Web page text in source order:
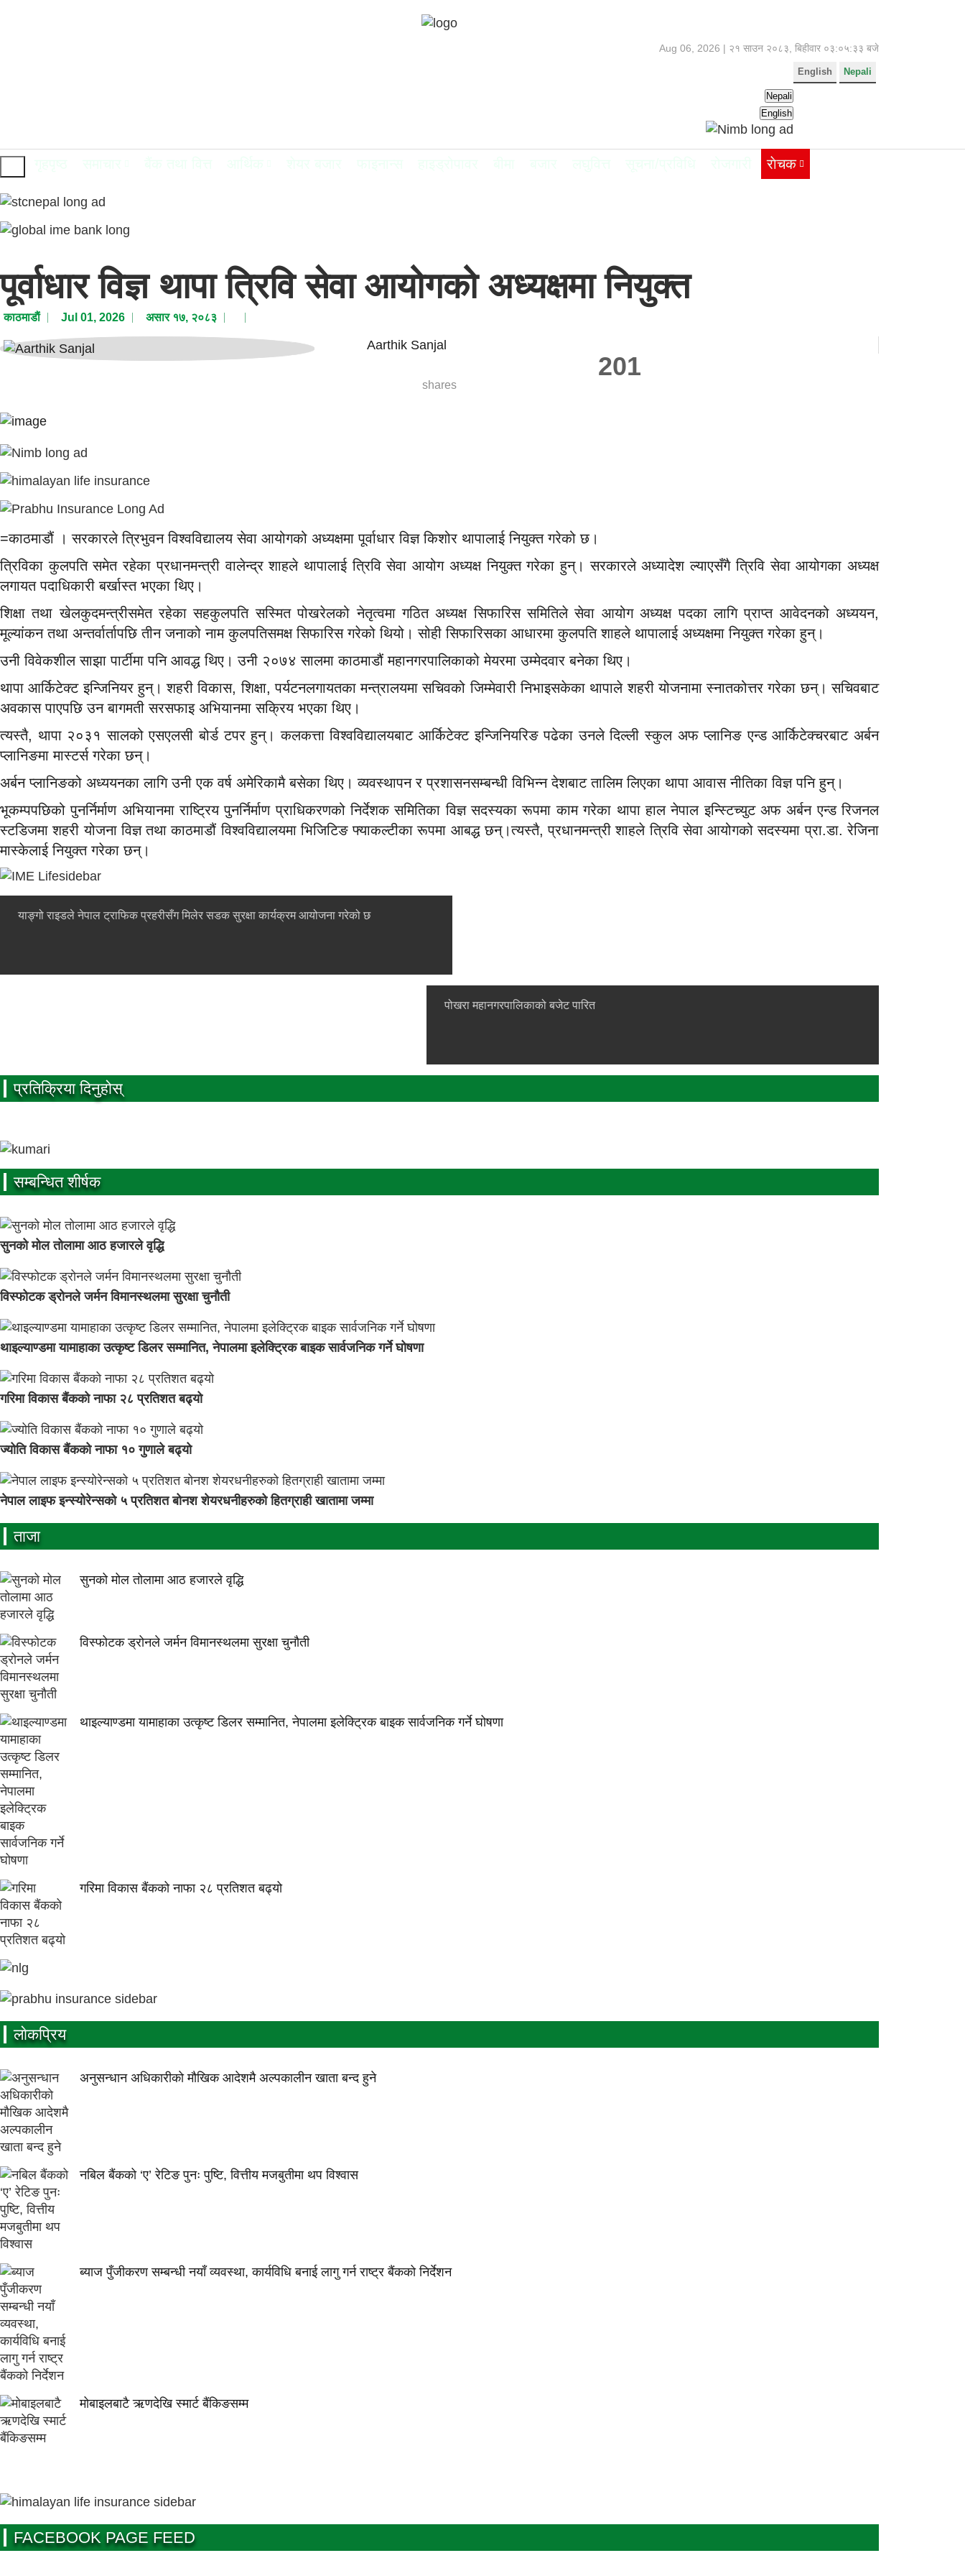
Aug 06, 2026 | २१ साउन २०८३, बिहीवार ०३:०५:३३ बजे
Nepali
English
Nepali
English
राेचक
पूर्वाधार विज्ञ थापा त्रिवि सेवा आयोगको अध्यक्षमा नियुक्त
काठमाडाैं Jul 01, 2026 असार १७, २०८३
Aarthik Sanjal
201
shares
=काठमाडौं । सरकारले त्रिभुवन विश्वविद्यालय सेवा आयोगको अध्यक्षमा पूर्वाधार विज्ञ किशोर थापालाई नियुक्त गरेको छ।
त्रिविका कुलपति समेत रहेका प्रधानमन्त्री वालेन्द्र शाहले थापालाई त्रिवि सेवा आयोग अध्यक्ष नियुक्त गरेका हुन्। सरकारले अध्यादेश ल्याएसँगै त्रिवि सेवा आयोगका अध्यक्ष
लगायत पदाधिकारी बर्खास्त भएका थिए।
शिक्षा तथा खेलकुदमन्त्रीसमेत रहेका सहकुलपति सस्मित पोखरेलको नेतृत्वमा गठित अध्यक्ष सिफारिस समितिले सेवा आयोग अध्यक्ष पदका लागि प्राप्त आवेदनको अध्ययन,
मूल्यांकन तथा अन्तर्वार्तापछि तीन जनाको नाम कुलपतिसमक्ष सिफारिस गरेको थियो। सोही सिफारिसका आधारमा कुलपति शाहले थापालाई अध्यक्षमा नियुक्त गरेका हुन्।
उनी विवेकशील साझा पार्टीमा पनि आवद्ध थिए। उनी २०७४ सालमा काठमाडौं महानगरपालिकाको मेयरमा उम्मेदवार बनेका थिए।
थापा आर्किटेक्ट इन्जिनियर हुन्। शहरी विकास, शिक्षा, पर्यटनलगायतका मन्त्रालयमा सचिवको जिम्मेवारी निभाइसकेका थापाले शहरी योजनामा स्नातकोत्तर गरेका छन्। सचिवबाट
अवकास पाएपछि उन बागमती सरसफाइ अभियानमा सक्रिय भएका थिए।
त्यस्तै, थापा २०३१ सालको एसएलसी बोर्ड टपर हुन्। कलकत्ता विश्वविद्यालयबाट आर्किटेक्ट इन्जिनियरिङ पढेका उनले दिल्ली स्कुल अफ प्लानिङ एन्ड आर्किटेक्चरबाट अर्बन
प्लानिङमा मास्टर्स गरेका छन्।
अर्बन प्लानिङको अध्ययनका लागि उनी एक वर्ष अमेरिकामै बसेका थिए। व्यवस्थापन र प्रशासनसम्बन्धी विभिन्न देशबाट तालिम लिएका थापा आवास नीतिका विज्ञ पनि हुन्।
भूकम्पपछिको पुनर्निर्माण अभियानमा राष्ट्रिय पुनर्निर्माण प्राधिकरणको निर्देशक समितिका विज्ञ सदस्यका रूपमा काम गरेका थापा हाल नेपाल इन्स्टिच्युट अफ अर्बन एन्ड रिजनल
स्टडिजमा शहरी योजना विज्ञ तथा काठमाडौं विश्वविद्यालयमा भिजिटिङ फ्याकल्टीका रूपमा आबद्ध छन्।त्यस्तै, प्रधानमन्त्री शाहले त्रिवि सेवा आयोगको सदस्यमा प्रा.डा. रेजिना
मास्केलाई नियुक्त गरेका छन्।
याङ्गो राइडले नेपाल ट्राफिक प्रहरीसँग मिलेर सडक सुरक्षा कार्यक्रम आयोजना गरेको छ
पोखरा महानगरपालिकाको बजेट पारित
प्रतिक्रिया दिनुहोस्
सम्बन्धित शीर्षक
सुनको मोल तोलामा आठ हजारले वृद्धि
विस्फोटक ड्रोनले जर्मन विमानस्थलमा सुरक्षा चुनौती
थाइल्याण्डमा यामाहाका उत्कृष्ट डिलर सम्मानित, नेपालमा इलेक्ट्रिक बाइक सार्वजनिक गर्ने घोषणा
गरिमा विकास बैंकको नाफा २८ प्रतिशत बढ्यो
ज्योति विकास बैंकको नाफा १० गुणाले बढ्यो
नेपाल लाइफ इन्स्योरेन्सको ५ प्रतिशत बोनश शेयरधनीहरुको हितग्राही खातामा जम्मा
ताजा
सुनको मोल तोलामा आठ हजारले वृद्धि
विस्फोटक ड्रोनले जर्मन विमानस्थलमा सुरक्षा चुनौती
थाइल्याण्डमा यामाहाका उत्कृष्ट डिलर सम्मानित, नेपालमा इलेक्ट्रिक बाइक सार्वजनिक गर्ने घोषणा
गरिमा विकास बैंकको नाफा २८ प्रतिशत बढ्यो
लाेकप्रिय
अनुसन्धान अधिकारीकाे माैखिक आदेशमै अल्पकालीन खाता बन्द हुने
नबिल बैंकको ‘ए’ रेटिङ पुनः पुष्टि, वित्तीय मजबुतीमा थप विश्वास
ब्याज पुँजीकरण सम्बन्धी नयाँ व्यवस्था, कार्यविधि बनाई लागु गर्न राष्ट्र बैंकको निर्देशन
मोबाइलबाटै ऋणदेखि स्मार्ट बैंकिङसम्म
FACEBOOK PAGE FEED